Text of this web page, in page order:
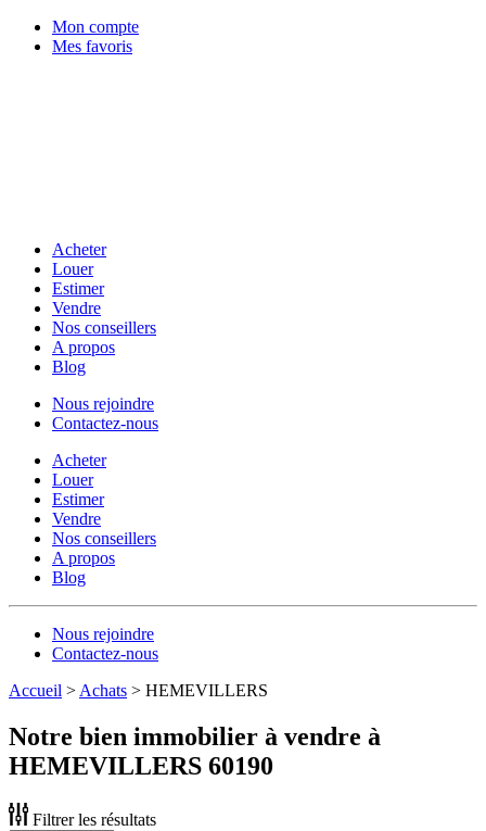
Mon compte
Mes favoris
Acheter
Louer
Estimer
Vendre
Nos conseillers
A propos
Blog
Nous rejoindre
Contactez-nous
Acheter
Louer
Estimer
Vendre
Nos conseillers
A propos
Blog
Nous rejoindre
Contactez-nous
Accueil > Achats > HEMEVILLERS
Notre bien immobilier à vendre à
HEMEVILLERS 60190
Filtrer les résultats